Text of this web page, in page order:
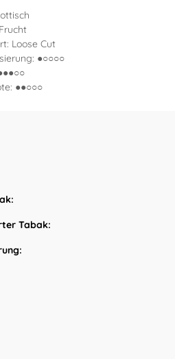
Loose Cut
●○○○○
●●○○○
Tabak: